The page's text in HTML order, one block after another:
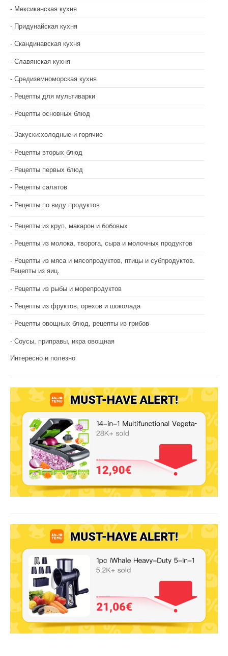
Мексиканская кухня
Придунайская кухня
Скандинавская кухня
Славянская кухня
Средиземноморская кухня
Рецепты для мультиварки
Рецепты основных блюд
Закуски:холодные и горячие
Рецепты вторых блюд
Рецепты первых блюд
Рецепты салатов
Рецепты по виду продуктов
Рецепты из круп, макарон и бобовых
Рецепты из молока, творога, сыра и молочных продуктов
Рецепты из мяса и мясопродуктов, птицы и субпродуктов.
Рецепты из яиц.
Рецепты из рыбы и морепродуктов
Рецепты из фруктов, орехов и шоколада
Рецепты овощных блюд, рецепты из грибов
Соусы, приправы, икра овощная
Интересно и полезно